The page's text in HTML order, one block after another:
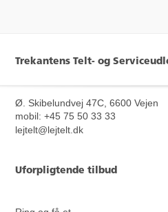
Trekantens Telt- og
Ø. Skibelundvej 47C, 6600 Vejen
mobil: +45 75 50 33 33
lejtelt@lejtelt.dk
Uforpligtende tilbud